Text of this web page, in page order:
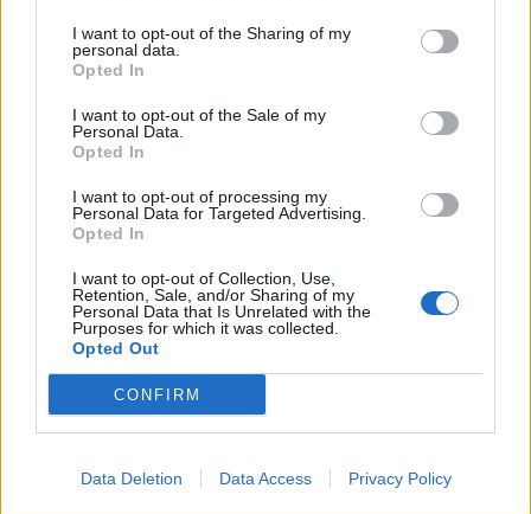
I want to opt-out of the Sharing of my
personal data.
Opted In
I want to opt-out of the Sale of my
Personal Data.
Opted In
I want to opt-out of processing my
Personal Data for Targeted Advertising.
Opted In
I want to opt-out of Collection, Use,
Retention, Sale, and/or Sharing of my
Personal Data that Is Unrelated with the
Purposes for which it was collected.
Opted Out
CONFIRM
Data Deletion Data Access Privacy Policy
1 2 5
Visualizza tutti i comuni della
Agnone (56)
Bagnoli del Trigno (11)
Belmonte del Sannio (3)
Poggio Sannita (5)